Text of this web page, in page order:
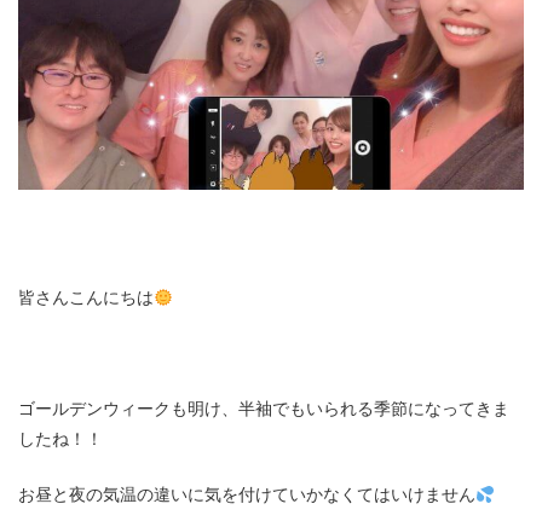
皆さんこんにちは
ゴールデンウィークも明け、半袖でもいられる季節になってきま
したね！！
お昼と夜の気温の違いに気を付けていかなくてはいけません